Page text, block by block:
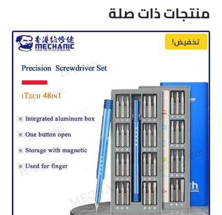
منتجات ذات صلة
تخفيض!